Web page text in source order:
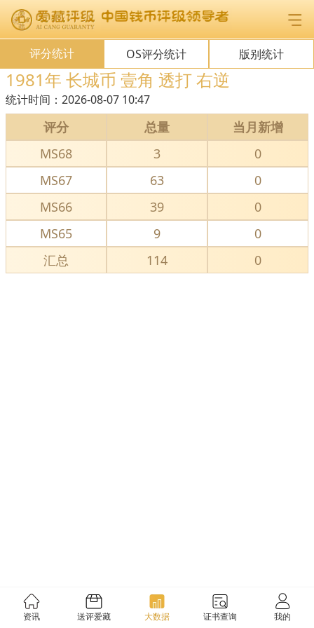
评分统计 OS评分统计 版别统计
1981年 长城币 壹角 透打 右逆
统计时间： 2026-08-07 10:47
评分 总量
当月新增
MS68
3
0
MS67
63
0
MS66
39
0
MS65
9
0
汇总
114 0
资讯 送评爱藏 大数据 证书查询 我的